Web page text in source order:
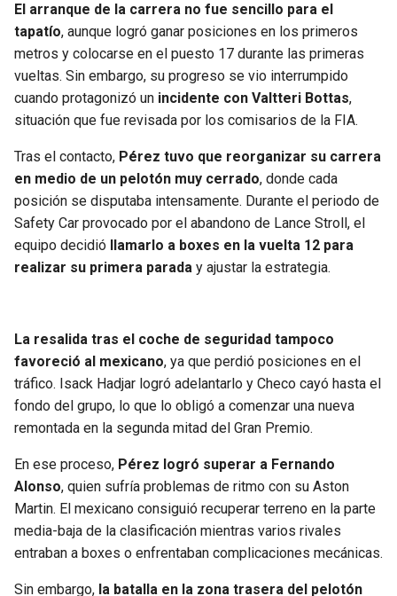
VIKINGS
FALCONS
PANTHERS
SAINTS
BUCCANEERS
THUNDER
TRAIL BLAZERS
JAZZ
El arranque de la carrera no fue sencillo para el
tapatío, aunque logró ganar posiciones en los primeros
metros y colocarse en el puesto 17 durante las primeras
vueltas. Sin embargo, su progreso se vio interrumpido
cuando protagonizó un incidente con Valtteri Bottas,
situación que fue revisada por los comisarios de la FIA.
Tras el contacto, Pérez tuvo que reorganizar su carrera
en medio de un pelotón muy cerrado, donde cada
posición se disputaba intensamente. Durante el periodo de
Safety Car provocado por el abandono de Lance Stroll, el
equipo decidió
llamarlo a boxes en la vuelta 12 para
realizar su primera parada y ajustar la estrategia.
La resalida tras el coche de seguridad tampoco
favoreció al mexicano, ya que perdió posiciones en el
tráfico. Isack Hadjar logró adelantarlo y Checo cayó hasta el
fondo del grupo, lo que lo obligó a comenzar una nueva
remontada en la segunda mitad del Gran Premio.
En ese proceso, Pérez logró superar a Fernando
Alonso, quien sufría problemas de ritmo con su Aston
Martin. El mexicano consiguió recuperar terreno en la parte
media-baja de la clasificación mientras varios rivales
entraban a boxes o enfrentaban complicaciones mecánicas.
Sin embargo, la batalla en la zona trasera del pelotón